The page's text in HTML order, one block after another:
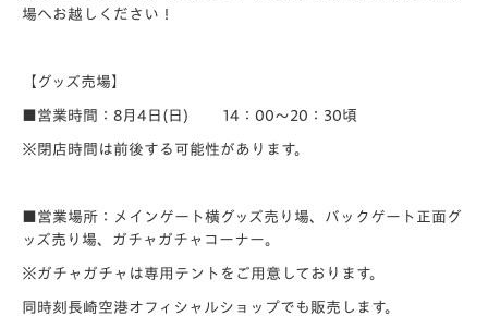
場へお越しください！
【グッズ売場】
■営業時間：8月4日(日) 14：00～20：30頃
※閉店時間は前後する可能性があります。
■営業場所：メインゲート横グッズ売り場、バックゲート正面グ
ッズ売り場、ガチャガチャコーナー。
※ガチャガチャは専用テントをご用意しております。
同時刻長崎空港オフィシャルショップでも販売します。